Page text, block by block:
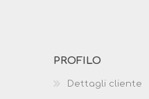
PROFILO
Dettagli cliente